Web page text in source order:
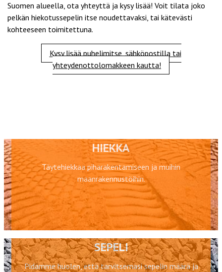
Suomen alueella, ota yhteyttä ja kysy lisää! Voit tilata joko
pelkän hiekotussepelin itse noudettavaksi, tai kätevästi
kohteeseen toimitettuna.
Kysy lisää puhelimitse, sähköpostilla tai
yhteydenottolomakkeen kautta!
HIEKKA
Täytehiekkaa piharakentamiseen ja muihin
maanrakennustöihin.
SEPELI
Pidämme huolen, että tarvitsemasi sepelin määrä ja